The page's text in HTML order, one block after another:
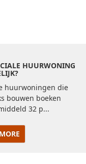
HUURWONING
huurwoningen die
bouwen boeken
32 p...